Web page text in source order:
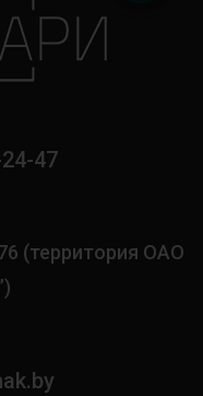
47
(территория ОАО